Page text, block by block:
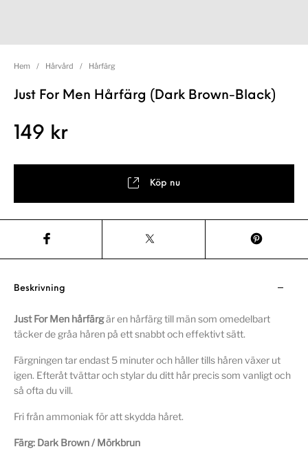
Hem / Hårvård / Hårfärg
Just For Men Hårfärg (Dark Brown-Black)
149 kr
Köp nu
Beskrivning
Just For Men hårfärgär en hårfärg till män som omedelbart
täcker de gråa håren på ett snabbt och effektivt sätt.
Färgningen tar endast 5 minuter och håller tills håren växer ut
igen. Efteråt tvättar och stylar du ditt hår precis som vanligt och
så ofta du vill.
Fri från ammoniak för att skydda håret.
Färg: Dark Brown / Mörkbrun